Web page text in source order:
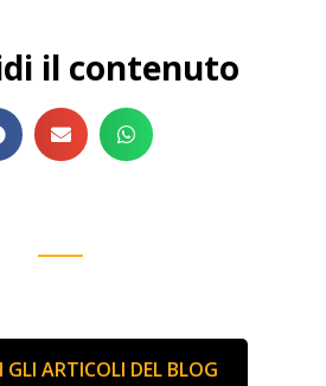
il contenuto
ARTICOLI DEL BLOG